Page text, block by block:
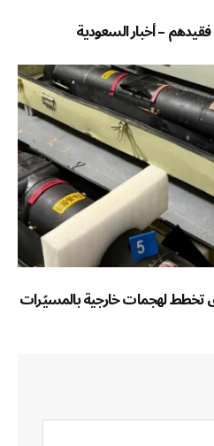
– أخبار السعودية
لهجمات خارجية بالمسيّرات